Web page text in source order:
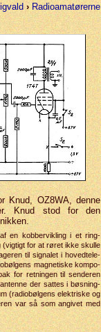
› Radioamatørerne
Knud, OZ8WA, denne
Knud stod for den
af en kobber­vikling i et ring­
for at røret ikke skulle
til signalet i hoved­tele­
magnet­iske kompo­
for retningen til senderen
der sattes i bøsning­
(radio­bølgens elek­triske og
var så som angivet med